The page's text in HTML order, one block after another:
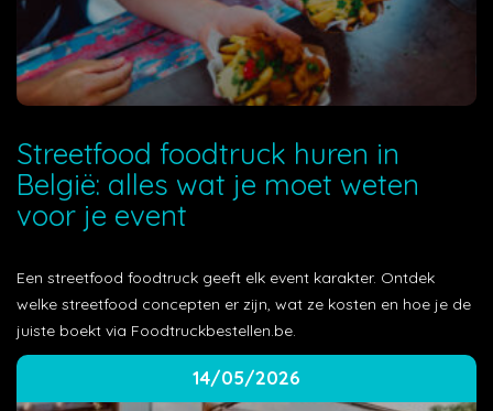
Streetfood foodtruck huren in
België: alles wat je moet weten
voor je event
Een streetfood foodtruck geeft elk event karakter. Ontdek
welke streetfood concepten er zijn, wat ze kosten en hoe je de
juiste boekt via Foodtruckbestellen.be.
14/05/2026